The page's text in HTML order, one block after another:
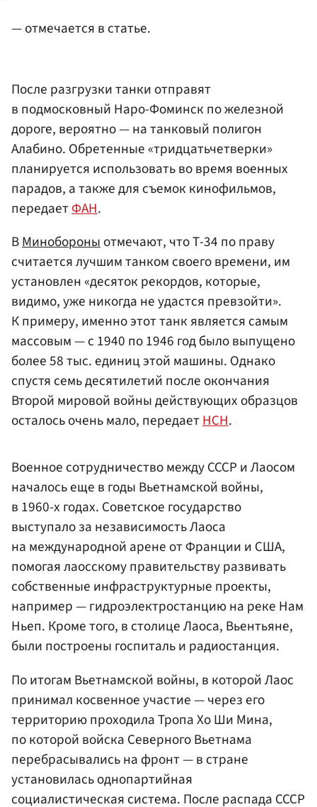
— отмечается в статье.
После разгрузки танки отправят
в подмосковный Наро-Фоминск по железной
дороге, вероятно — на танковый полигон
Алабино. Обретенные «тридцатьчетверки»
планируется использовать во время военных
парадов, а также для съемок кинофильмов,
передаетФАН.
ВМинобороныотмечают, что Т-34 по праву
считается лучшим танком своего времени, им
установлен «десяток рекордов, которые,
видимо, уже никогда не удастся превзойти».
К примеру, именно этот танк является самым
массовым — с 1940 по 1946 год было выпущено
более 58 тыс. единиц этой машины. Однако
спустя семь десятилетий после окончания
Второй мировой войны действующих образцов
осталось очень мало, передаетНСН.
Военное сотрудничество между СССР и Лаосом
началось еще в годы Вьетнамской войны,
в 1960-х годах. Советское государство
выступало за независимость Лаоса
на международной арене от Франции и США,
помогая лаосскому правительству развивать
собственные инфраструктурные проекты,
например — гидроэлектростанцию на реке Нам
Ньеп. Кроме того, в столице Лаоса, Вьентьяне,
были построены госпиталь и радиостанция.
По итогам Вьетнамской войны, в которой Лаос
принимал косвенное участие — через его
территорию проходила Тропа Хо Ши Мина,
по которой войска Северного Вьетнама
перебрасывались на фронт — в стране
установилась однопартийная
социалистическая система. После распада СССР